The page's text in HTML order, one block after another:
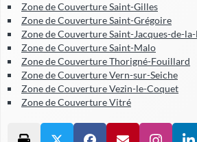
Zone de Couverture Saint-Gilles
Zone de Couverture Saint-Grégoire
Zone de Couverture Saint-Jacques-de-
Zone de Couverture Saint-Malo
Zone de Couverture Thorigné-Fouillard
Zone de Couverture Vern-sur-Seiche
Zone de Couverture Vezin-le-Coquet
Zone de Couverture Vitré